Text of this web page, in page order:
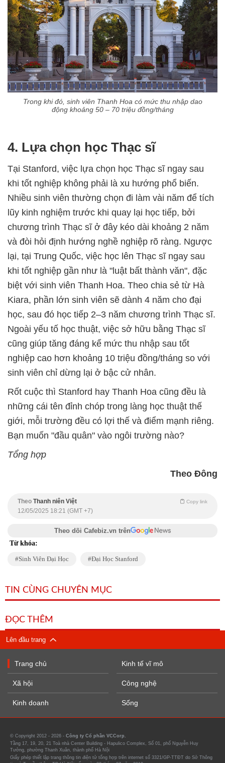
Trong khi đó, sinh viên Thanh Hoa có mức thu nhập dao
động khoảng 50 – 70 triệu đồng/tháng
4. Lựa chọn học Thạc sĩ
Tại Stanford, việc lựa chọn học Thạc sĩ ngay sau
khi tốt nghiệp không phải là xu hướng phổ biến.
Nhiều sinh viên thường chọn đi làm vài năm để tích
lũy kinh nghiệm trước khi quay lại học tiếp, bởi
chương trình Thạc sĩ ở đây kéo dài khoảng 2 năm
và đòi hỏi định hướng nghề nghiệp rõ ràng. Ngược
lại, tại Trung Quốc, việc học lên Thạc sĩ ngay sau
khi tốt nghiệp gần như là "luật bất thành văn", đặc
biệt với sinh viên Thanh Hoa. Theo chia sẻ từ Hà
Kiara, phần lớn sinh viên sẽ dành 4 năm cho đại
học, sau đó học tiếp 2–3 năm chương trình Thạc sĩ.
Ngoài yếu tố học thuật, việc sở hữu bằng Thạc sĩ
cũng giúp tăng đáng kể mức thu nhập sau tốt
nghiệp cao hơn khoảng 10 triệu đồng/tháng so với
sinh viên chỉ dừng lại ở bậc cử nhân.
Rốt cuộc thì Stanford hay Thanh Hoa cũng đều là
những cái tên đỉnh chóp trong làng học thuật thế
giới, mỗi trường đều có lợi thế và điểm mạnh riêng.
Bạn muốn "đầu quân" vào ngôi trường nào?
Tổng hợp
Theo Đông
Theo Thanh niên Việt Copy link
12/05/2025 18:21 (GMT +7)
Theo dõi Cafebiz.vn trên
Từ khóa:
Sinh Viên Đại Học Đại Học Stanford
TIN CÙNG CHUYÊN MỤC
ĐỌC THÊM
Lên đầu trang
Trang chủ
Xã hội
Kinh doanh
Kinh tế vĩ mô
Công nghệ
Sống
© Copyright 2012 - 2026 - Công ty Cổ phần VCCorp.
Tầng 17, 19, 20, 21 Toà nhà Center Building - Hapulico Complex, Số 01, phố Nguyễn Huy
Tưởng, phường Thanh Xuân, thành phố Hà Nội
Giấy phép thiết lập trang thông tin điện tử tổng hợp trên internet số 3321/GP-TTĐT do Sở Thông